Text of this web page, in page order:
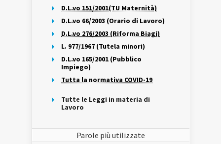
D.L.vo 151/2001(TU Maternità)
D.L.vo 66/2003 (Orario di Lavoro)
D.L.vo 276/2003 (Riforma Biagi)
L. 977/1967 (Tutela minori)
D.L.vo 165/2001 (Pubblico
Impiego)
Tutta la normativa COVID-19
Tutte le Leggi in materia di
Lavoro
Parole più utilizzate